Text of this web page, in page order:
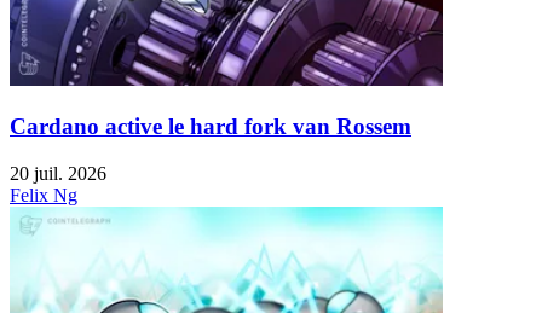
Cardano active le hard fork van Rossem
20 juil. 2026
Felix Ng